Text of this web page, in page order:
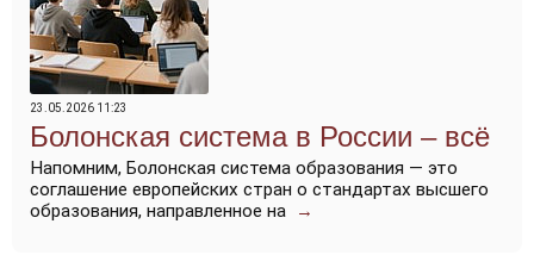
23.05.2026 11:23
Болонская система в России – всё
Напомним, Болонская система образования — это
соглашение европейских стран о стандартах высшего
образования, направленное на
→